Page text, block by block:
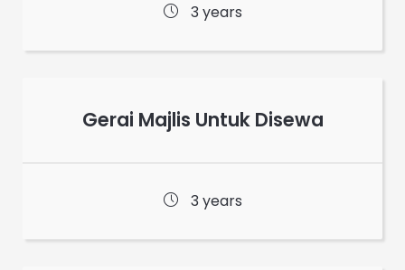
3 years
Gerai Majlis Untuk Disewa
3 years